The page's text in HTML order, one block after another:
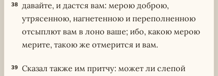
38 давайте, и дастся вам: мерою доброю,
утрясенною, нагнетенною и переполненною
отсыплют вам в лоно ваше; ибо, какою мерою
мерите, такою же отмерится и вам.
39 Сказал также им притчу: может ли слепой